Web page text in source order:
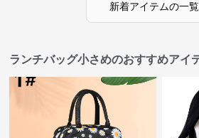
新着アイテムの一
ランチバッグ小さめのおすすめアイ